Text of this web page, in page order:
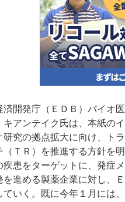
開発庁（ＥＤＢ）バイオ
アンテイク氏は、本紙のイ
研究の拠点拡大に向け、ト
（ＴＲ）を推進する方針を
疾患をターゲットに、発症
進める製薬企業に対し、
ていく。既に今年１月には